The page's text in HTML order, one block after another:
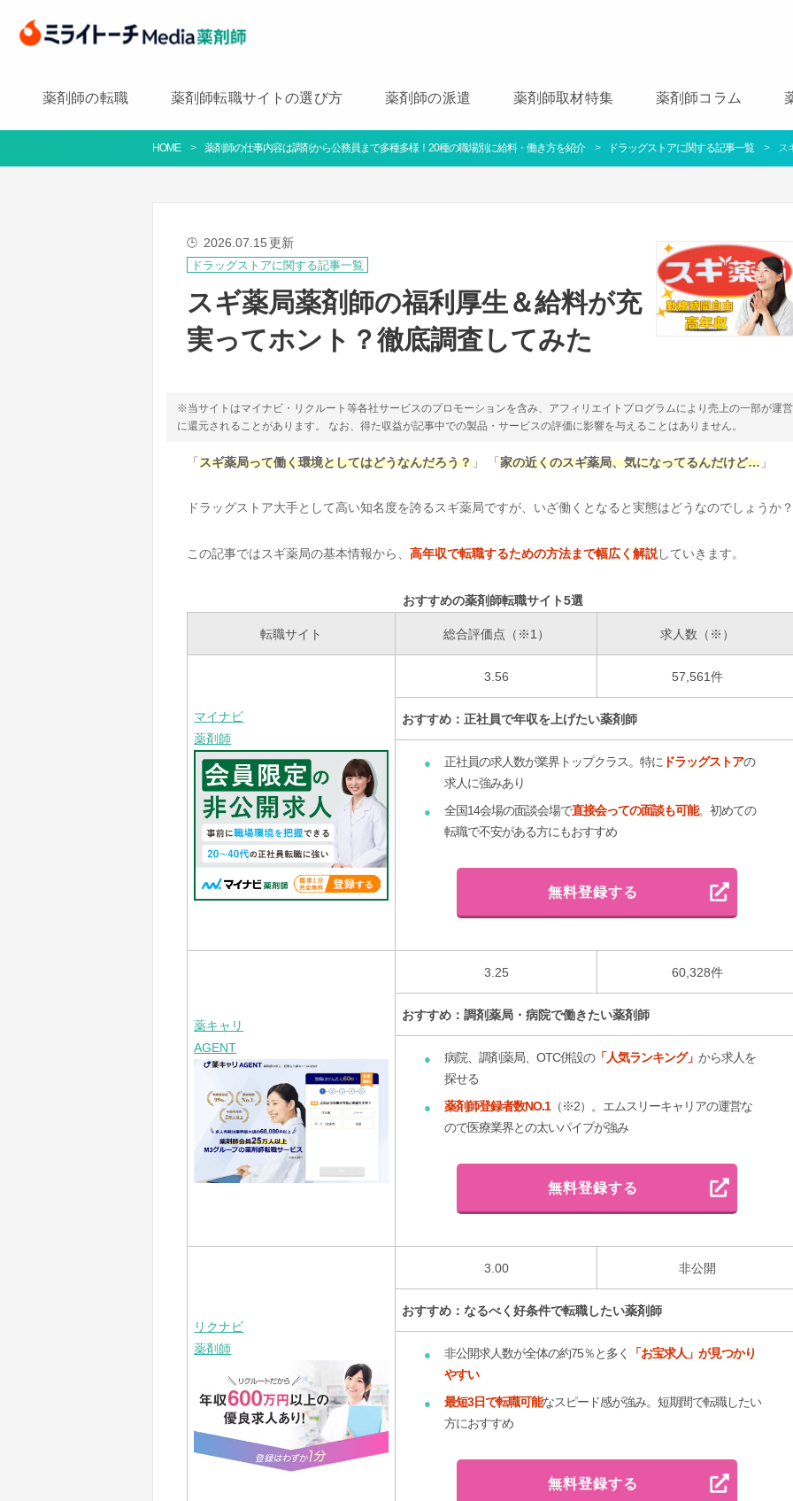
薬剤師の転職 薬剤師転職サイトの選び方 薬剤師の派遣 薬剤師取材特集 薬剤師コラム
HOME 薬剤師の仕事内容は調剤から公務員まで多種多様！20種の職場別に給料・働き方を紹介 ドラッグストアに関する記事一覧 ス
🕒 2026.07.15更新
ドラッグストアに関する記事一覧
スギ薬局薬剤師の福利厚生＆給料が充
実ってホント？徹底調査してみた
※当サイトはマイナビ・リクルート等各社サービスのプロモーションを含み、アフィリエイトプログラムにより売上の一部が運
に還元されることがあります。 なお、得た収益が記事中での製品・サービスの評価に影響を与えることはありません。
「スギ薬局って働く環境としてはどうなんだろう？ 」 「家の近くのスギ薬局、気になってるんだけど… 」
ドラッグストア大手として高い知名度を誇るスギ薬局ですが、いざ働くとなると実態はどうなのでしょうか
この記事ではスギ薬局の基本情報から、高年収で転職するための方法まで幅広く解説していきます。
おすすめの薬剤師転職サイト5選
転職サイト 総合評価点（※1） 求人数（※）
マイナビ
薬剤師
3.56 57,561件
おすすめ：正社員で年収を上げたい薬剤師
正社員の求人数が業界トップクラス。特に ドラッグストアの
求人に強みあり
全国14会場の面談会場で直接会っての面談も可能。初めての
転職で不安がある方にもおすすめ
無料登録する
薬キャリ
AGENT
3.25 60,328件
おすすめ：調剤薬局・病院で働きたい薬剤師
病院、調剤薬局、OTC併設の「人気ランキング」から求人を
探せる
薬剤師登録者数NO.1（※2）。エムスリーキャリアの運営な
ので医療業界との太いパイプが強み
無料登録する
リクナビ
薬剤師
3.00 非公開
おすすめ：なるべく好条件で転職したい薬剤師
非公開求人数が全体の約75％と多く
「お宝求人」が見つかり
やすい
最短3日で転職可能なスピード感が強み。短期間で転職したい
方におすすめ
無料登録する